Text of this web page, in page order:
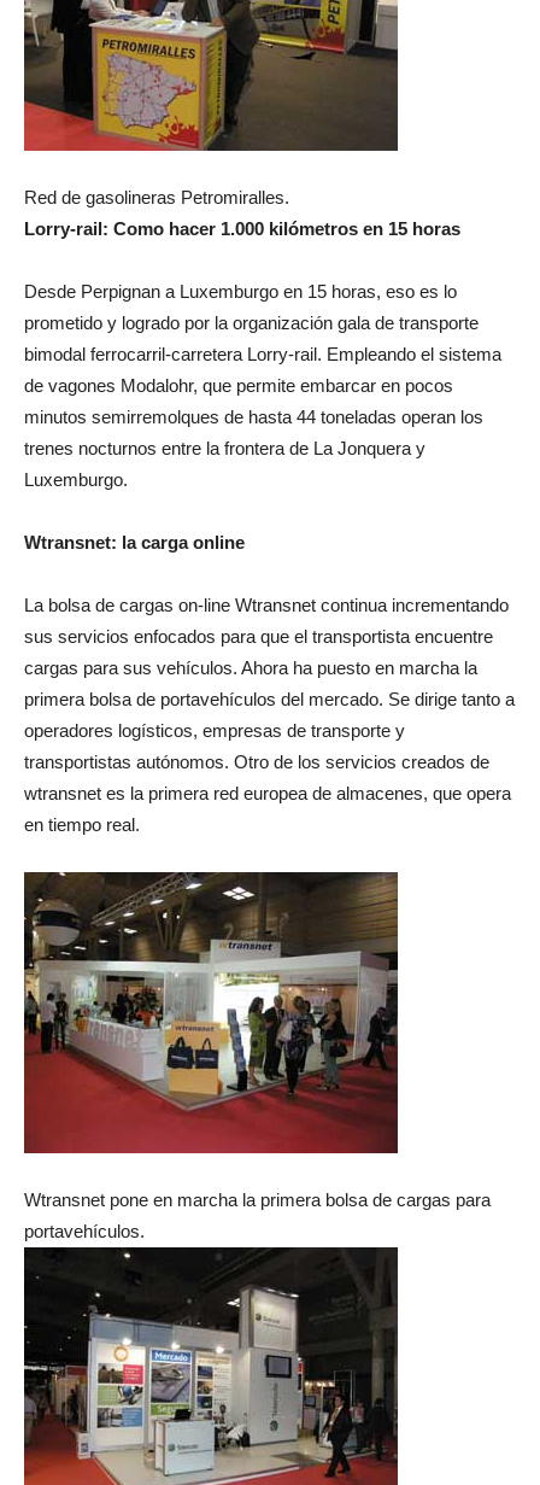
Red de gasolineras Petromiralles.
Lorry-rail: Como hacer 1.000 kilómetros en 15 horas
Desde Perpignan a Luxemburgo en 15 horas, eso es lo
prometido y logrado por la organización gala de transporte
bimodal ferrocarril-carretera Lorry-rail. Empleando el sistema
de vagones Modalohr, que permite embarcar en pocos
minutos semirremolques de hasta 44 toneladas operan los
trenes nocturnos entre la frontera de La Jonquera y
Luxemburgo.
Wtransnet: la carga online
La bolsa de cargas on-line Wtransnet continua incrementando
sus servicios enfocados para que el transportista encuentre
cargas para sus vehículos. Ahora ha puesto en marcha la
primera bolsa de portavehículos del mercado. Se dirige tanto a
operadores logísticos, empresas de transporte y
transportistas autónomos. Otro de los servicios creados de
wtransnet es la primera red europea de almacenes, que opera
en tiempo real.
Wtransnet pone en marcha la primera bolsa de cargas para
portavehículos.